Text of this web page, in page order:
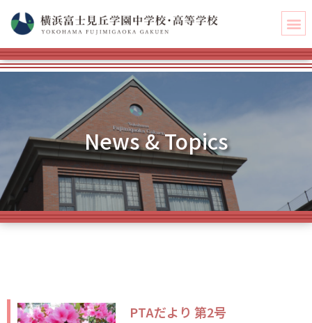
News & Topics
PTAだより 第2号